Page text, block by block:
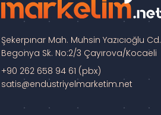
Şekerpınar Mah. Muhsin Yazıcıoğlu Cd.
Begonya Sk. No:2/3 Çayırova/Kocaeli
+90 262 658 94 61 (pbx)
satis@endustriyelmarketim.net